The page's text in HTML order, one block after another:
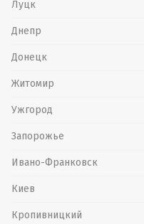
Луцк
Днепр
Донецк
Житомир
Ужгород
Запорожье
Ивано-Франковск
Киев
Кропивницкий